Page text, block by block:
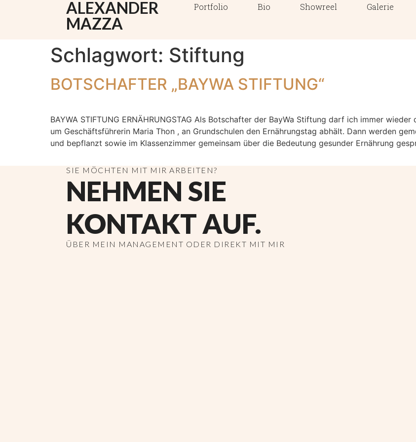
ALEXANDER
MAZZA
Portfolio Bio Showreel Galerie
Schlagwort: Stiftung
BOTSCHAFTER „BAYWA STIFTUNG“
BAYWA STIFTUNG ERNÄHRUNGSTAG Als Botschafter der BayWa Stiftung darf ich immer
um Geschäftsführerin Maria Thon , an Grundschulen den Ernährungstag abhält. Dann werden
und bepflanzt sowie im Klassenzimmer gemeinsam über die Bedeutung gesunder Ernährung
SIE MÖCHTEN MIT MIR ARBEITEN?
NEHMEN SIE
KONTAKT AUF.
ÜBER MEIN MANAGEMENT ODER DIREKT MIT MIR